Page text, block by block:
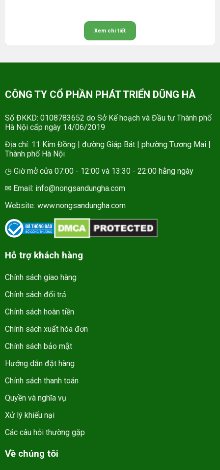
Xem chi tiết
CÔNG TY CỔ PHẦN PHÁT TRIỂN DŨNG HÀ
Số ĐKKD: 0108783652 do Sở Kế hoạch và Đầu tư Thành phố
Hà Nội cấp ngày 14/06/2019
Địa chỉ: 11 Kim Đồng | đường Giáp Bát | phường Tương Mai |
Thành phố Hà Nội
◷ Giờ mở cửa 07:00 - 12:00 và 13:30 - 22:00 hằng ngày
✉ Email: info@nongsandungha.com
Website: www.nongsandungha.com
Hỗ trợ khách hàng
Chính sách giao hàng
Chính sách đổi trả
Chính sách hoàn tiền
Chính sách xuất hóa đơn
Chính sách bảo mật
Hướng dẫn đặt hàng
Chính sách thanh toán
Quyền và nghĩa vụ
Xử lý khiếu nại
Các câu hỏi thường gặp
Về chúng tôi